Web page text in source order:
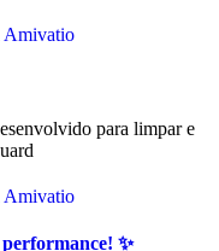
Amivatio
para limpar e
Amivatio
performance! ✨